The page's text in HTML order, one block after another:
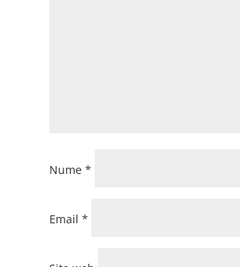
Nume *
Email *